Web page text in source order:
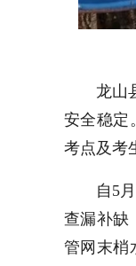
龙山
安全稳定
考点及考
自5
查漏补缺
管网末梢